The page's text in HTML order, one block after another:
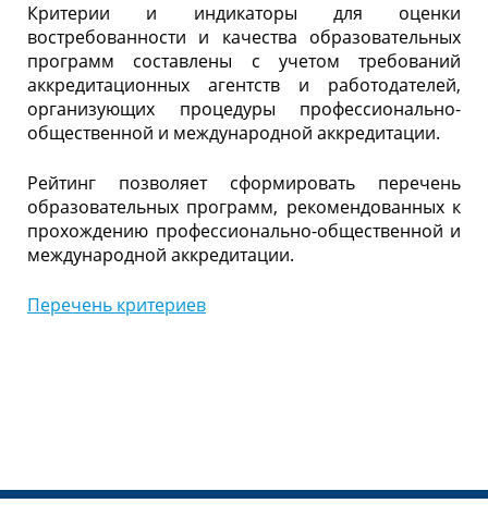
Критерии и индикаторы для оценки
востребованности и качества образовательных
программ составлены с учетом требований
аккредитационных агентств и работодателей,
организующих процедуры профессионально-
общественной и международной аккредитации.
Рейтинг позволяет сформировать перечень
образовательных программ, рекомендованных к
прохождению профессионально-общественной и
международной аккредитации.
Перечень критериев